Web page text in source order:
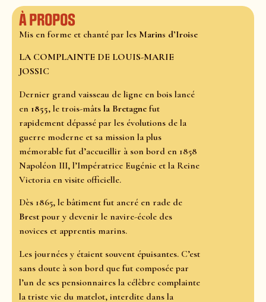
À propos
Mis en forme et chanté par les Marins d’Iroise
LA COMPLAINTE DE LOUIS-MARIE
JOSSIC
Dernier grand vaisseau de ligne en bois lancé
en 1855, le trois-mâts la Bretagne fut
rapidement dépassé par les évolutions de la
guerre moderne et sa mission la plus
mémorable fut d’accueillir à son bord en 1858
Napoléon III, l’Impératrice Eugénie et la Reine
Victoria en visite officielle.
Dès 1865, le bâtiment fut ancré en rade de
Brest pour y devenir le navire-école des
novices et apprentis marins.
Les journées y étaient souvent épuisantes. C’est
sans doute à son bord que fut composée par
l’un de ses pensionnaires la célèbre complainte
la triste vie du matelot, interdite dans la